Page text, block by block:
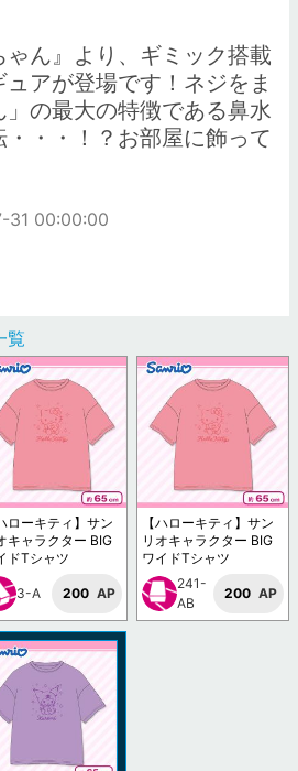
ゃん』より、ギミック搭載
アが登場です！ネジをま
」の最大の特徴である鼻水
・・！？お部屋に飾って
31 00:00:00
覧
ローキティ】サン
キャラクター BIG
ドTシャツ
3-A 200 AP
【ハローキティ】サン
リオキャラクター BIG
ワイドTシャツ
241-
AB
200 AP